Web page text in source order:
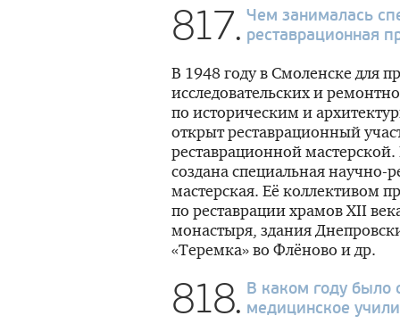
817. Чем занималась
реставрационная
В 1948 году в Смоленске для
исследовательских и
по историческим и
открыт реставрационный
реставрационной мастерской.
создана специальная научно-
мастерская. Её коллективом
по реставрации храмов XII
монастыря, здания
«Теремка» во Флёново и др.
818. В каком году было
медицинское